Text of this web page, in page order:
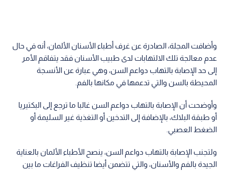
وأضافت المجلة، الصادرة عن غرف أطباء الأسنان الألمان، أنه في حال
عدم‬ ‫معالجة تلك الالتهابات لدى طبيب الأسنان فقد يتفاقم الأمر
إلى حد‬ ‫الإصابة بالتهاب دواعم السن، وهي عبارة عن الأنسجة
المحيطة بالسن والتي‬ ‫تدعمها في مكانها بالفم.
‫‬‫وأوضحت أن الإصابة بالتهاب دواعم السن غالبا ما ترجع إلى‬ ‫البكتيريا
أو طبقة البلاك، بالإضافة إلى التدخين أو التغذية غير السليمة‬ ‫أو
الضغط العصبي.‬
‫ولتجنب الإصابة بالتهاب دواعم السن، ينصح الأطباء الألمان بالعناية‬
‫الجيدة بالفم والأسنان، والتي تتضمن أيضا تنظيف الفراغات ما بين‬